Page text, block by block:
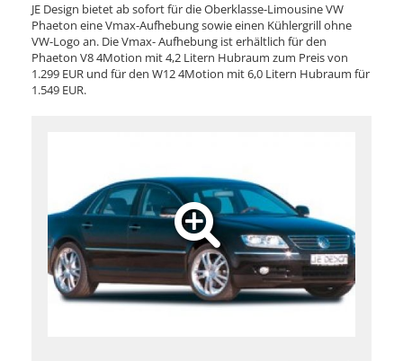
JE Design bietet ab sofort für die Oberklasse-Limousine VW
Phaeton eine Vmax-Aufhebung sowie einen Kühlergrill ohne
VW-Logo an. Die Vmax- Aufhebung ist erhältlich für den
Phaeton V8 4Motion mit 4,2 Litern Hubraum zum Preis von
1.299 EUR und für den W12 4Motion mit 6,0 Litern Hubraum für
1.549 EUR.